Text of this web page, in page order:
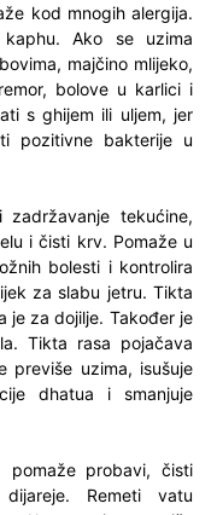
kod mnogih alergija.
Ako se uzima
majčino mlijeko,
bolove u karlici i
s ghijem ili uljem, jer
pozitivne bakterije u
tekućine,
i čisti krv. Pomaže u
bolesti i kontrolira
za slabu jetru. Tikta
je za dojilje. Također je
Tikta rasa pojačava
previše uzima, isušuje
dhatua i smanjuje
probavi, čisti
Remeti vatu